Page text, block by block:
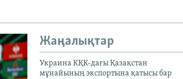
Жаңалықтар
Украина КҚК-дағы Қазақстан
мұнайының экспортына қатысы бар